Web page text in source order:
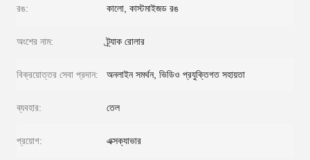
রঙ: কালো, কাস্টমাইজড রঙ
অংশের নাম: ট্র্যাক রোলার
বিক্রয়োত্তর সেবা প্রদান: অনলাইন সমর্থন, ভিডিও প্রযুক্তিগত সহায়তা
ব্যবহার: তেল
প্রয়োগ: এক্সক্যাভার